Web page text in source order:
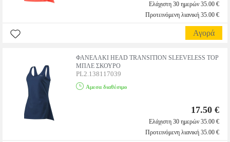
Ελάχιστη 30 ημερών 35.00 €
Προτεινόμενη λιανική 35.00 €
Αγορά
ΦΑΝΕΛΑΚΙ HEAD TRANSITION SLEEVELESS TOP
ΜΠΛΕ ΣΚΟΥΡΟ
PL2.138117039
Αμεσα διαθέσιμο
17.50 €
Ελάχιστη 30 ημερών 35.00 €
Προτεινόμενη λιανική 35.00 €